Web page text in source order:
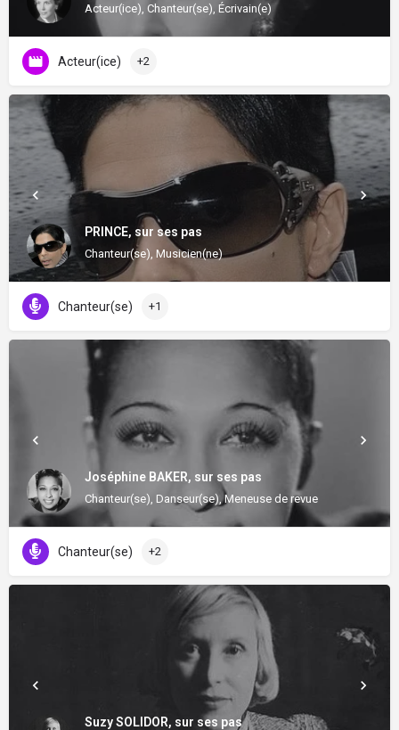
Acteur(ice), Chanteur(se), Écrivain(e)
Acteur(ice) +2
PRINCE, sur ses pas
Chanteur(se), Musicien(ne)
Chanteur(se) +1
Joséphine BAKER, sur ses pas
Chanteur(se), Danseur(se), Meneuse de revue
Chanteur(se) +2
Suzy SOLIDOR, sur ses pas